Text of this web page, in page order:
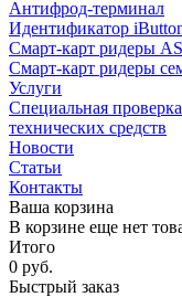
Антифрод-терминал
Идентификатор
Смарт-карт ридеры
Смарт-карт ридеры
Услуги
Специальная
технических средств
Новости
Статьи
Контакты
Ваша корзина
В корзине еще нет
Итого
0 руб.
Быстрый заказ